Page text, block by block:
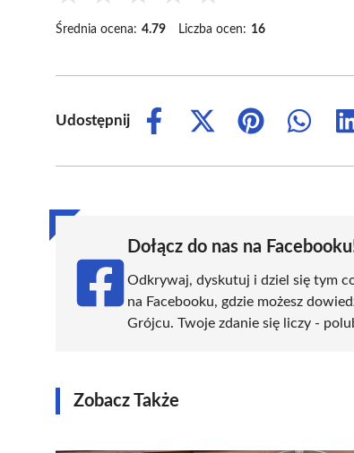
Średnia ocena: 4.79 Liczba ocen: 16
Udostępnij
Share
Share
(Twitter)
Share
Share
Dołącz do nas na
Odkrywaj, dyskutuj i dziel się tym
na Facebooku, gdzie możesz
Grójcu. Twoje zdanie się liczy -
Zobacz Także